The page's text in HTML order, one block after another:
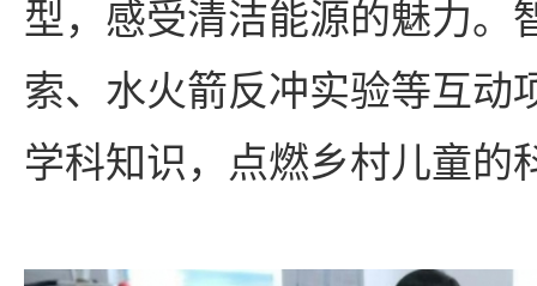
型，感受清洁能源的魅力。
索、水火箭反冲实验等互动
学科知识，点燃乡村儿童的